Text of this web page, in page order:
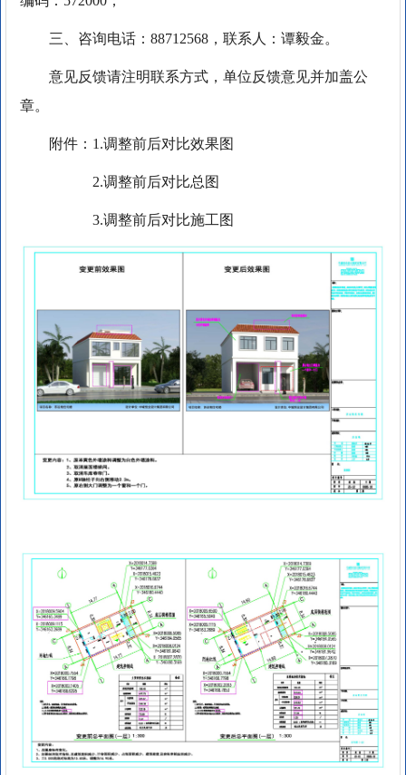
三、咨询电话：88712568，联系人：谭毅金。
意见反馈请注明联系方式，单位反馈意见并加盖公
章。
附件：1.调整前后对比效果图
2.调整前后对比总图
3.调整前后对比施工图